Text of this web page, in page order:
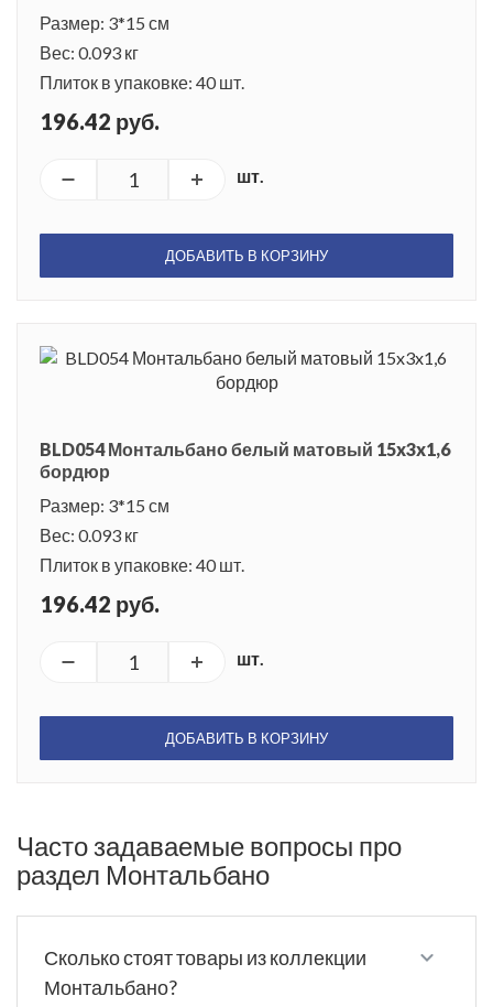
Размер: 3*15 см
Вес: 0.093 кг
Плиток в упаковке: 40 шт.
196.42 руб.
шт.
ДОБАВИТЬ В КОРЗИНУ
BLD054 Монтальбано белый матовый 15x3x1,6
бордюр
Размер: 3*15 см
Вес: 0.093 кг
Плиток в упаковке: 40 шт.
196.42 руб.
шт.
ДОБАВИТЬ В КОРЗИНУ
Часто задаваемые вопросы про
раздел Монтальбано
Сколько стоят товары из коллекции
Монтальбано?